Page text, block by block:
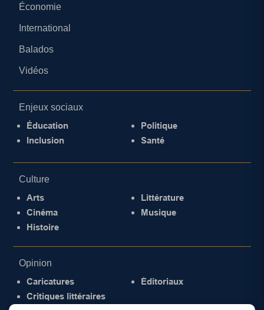
Économie
International
Balados
Vidéos
Enjeux sociaux
Éducation
Inclusion
Politique
Santé
Culture
Arts
Cinéma
Histoire
Littérature
Musique
Opinion
Caricatures
Critiques littéraires
Éditoriaux